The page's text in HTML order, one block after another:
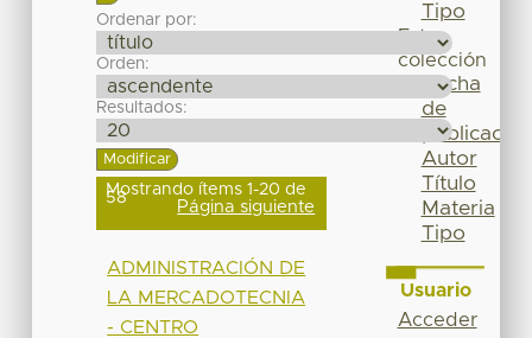
Ordenar por:
Orden:
Resultados:
Mostrando ítems 1-20 de
58 Página siguiente
ADMINISTRACIÓN DE
LA MERCADOTECNIA
- CENTRO
Tipo
Esta
colección
Fecha
de
publicación
Autor
Título
Materia
Tipo
Usuario
Acceder